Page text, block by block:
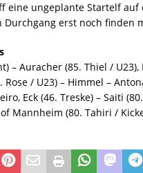
eine ungeplante Startelf auf
Durchgang erst noch finden
– Auracher (85. Thiel / U23),
Rose / U23) – Himmel –
Eck (46. Treske) – Saiti
Mannheim (80. Tahiri /